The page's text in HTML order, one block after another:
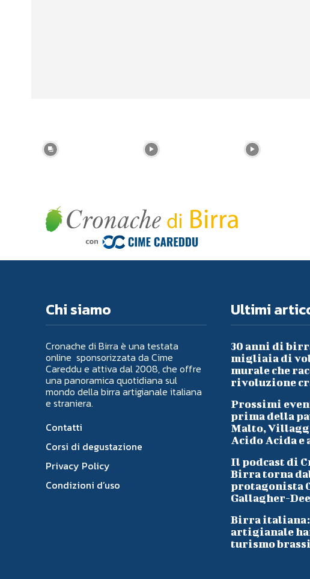
Chi siamo
Cronache di Birra è una testata
online sponsorizzata da Cime
Careddu e attiva dal 2008, che offre
una panoramica quotidiana sul
mondo della birra artigianale italiana
e straniera.
Contatti
Corsi di degustazione
Privacy Policy
Condizioni d’uso
Ultimi
30 anni di
migliaia di
murale che
rivoluzione
Prossimi
prima della
Malto,
Acido Acida
Il podcast di
Birra torna
protagonista
Gallagher-
Birra
artigianale
turismo